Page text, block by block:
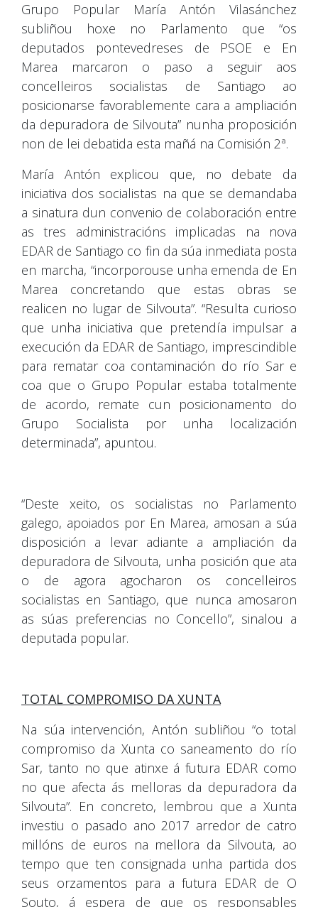
Grupo Popular María Antón Vilasánchez
subliñou hoxe no Parlamento que “os
deputados pontevedreses de PSOE e En
Marea marcaron o paso a seguir aos
concelleiros socialistas de Santiago ao
posicionarse favorablemente cara a ampliación
da depuradora de Silvouta” nunha proposición
non de lei debatida esta mañá na Comisión 2ª.
María Antón explicou que, no debate da
iniciativa dos socialistas na que se demandaba
a sinatura dun convenio de colaboración entre
as tres administracións implicadas na nova
EDAR de Santiago co fin da súa inmediata posta
en marcha, “incorporouse unha emenda de En
Marea concretando que estas obras se
realicen no lugar de Silvouta”. “Resulta curioso
que unha iniciativa que pretendía impulsar a
execución da EDAR de Santiago, imprescindible
para rematar coa contaminación do río Sar e
coa que o Grupo Popular estaba totalmente
de acordo, remate cun posicionamento do
Grupo Socialista por unha localización
determinada”, apuntou.
“Deste xeito, os socialistas no Parlamento
galego, apoiados por En Marea, amosan a súa
disposición a levar adiante a ampliación da
depuradora de Silvouta, unha posición que ata
o de agora agocharon os concelleiros
socialistas en Santiago, que nunca amosaron
as súas preferencias no Concello”, sinalou a
deputada popular.
TOTAL COMPROMISO DA XUNTA
Na súa intervención, Antón subliñou “o total
compromiso da Xunta co saneamento do río
Sar, tanto no que atinxe á futura EDAR como
no que afecta ás melloras da depuradora da
Silvouta”. En concreto, lembrou que a Xunta
investiu o pasado ano 2017 arredor de catro
millóns de euros na mellora da Silvouta, ao
tempo que ten consignada unha partida dos
seus orzamentos para a futura EDAR de O
Souto, á espera de que os responsables